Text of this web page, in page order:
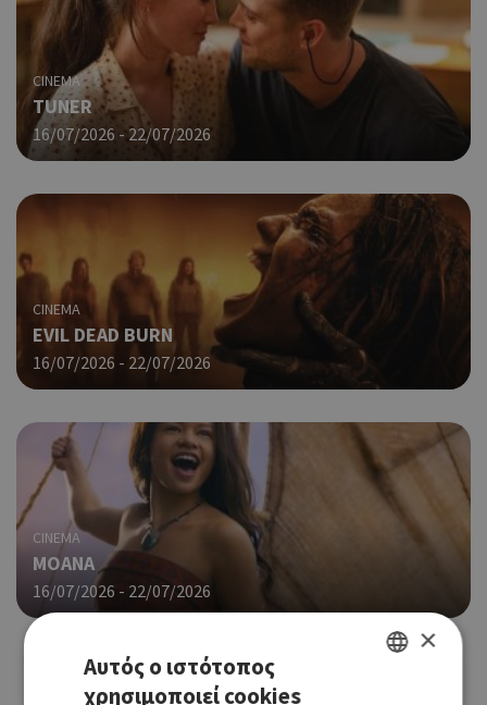
CINEMA
TUNER
16/07/2026 - 22/07/2026
CINEMA
EVIL DEAD BURN
16/07/2026 - 22/07/2026
CINEMA
MOANA
16/07/2026 - 22/07/2026
×
Αυτός ο ιστότοπος
χρησιμοποιεί cookies